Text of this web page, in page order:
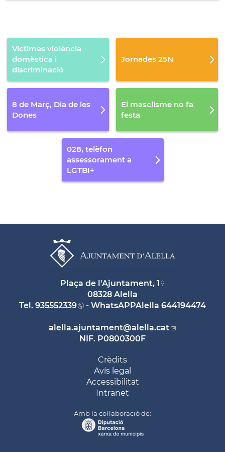
Víctimes violència
domèstica i
discriminació
Jornades 25N
8 de Març, Dia de les
Dones
El masclisme no fa
festa
028, telèfon
assessorament a
LGTBI+
Plaça de l'Ajuntament, 1
08328 Alella
Tel. 935552339 - WhatsAPPAlella 644194474
alella.ajuntament@alella.cat
NIF. P0800300F
Crèdits
Avís legal
Accessibilitat
Intranet
Amb la col·laboració de: